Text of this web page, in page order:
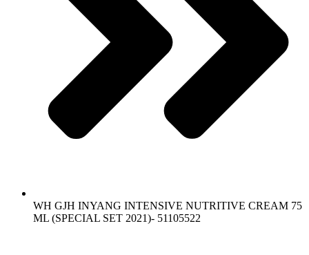
WH GJH INYANG INTENSIVE NUTRITIVE CREAM 75
ML (SPECIAL SET 2021)- 51105522